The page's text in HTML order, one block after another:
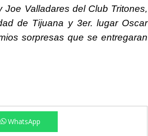
Valladares del Club Tritones,
de Tijuana y 3er. lugar Oscar
sorpresas que se entregaran
WhatsApp